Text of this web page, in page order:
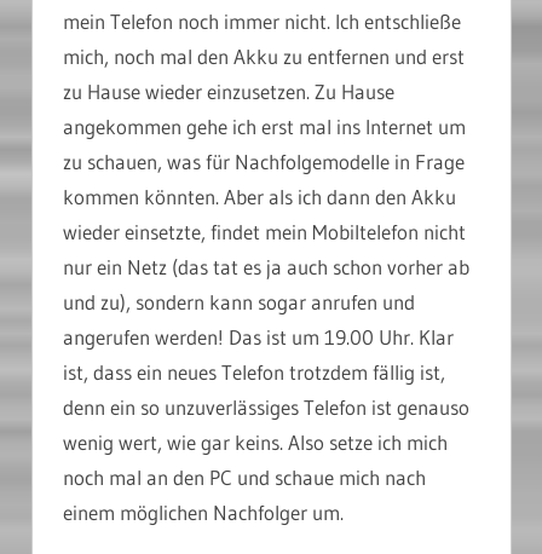
mein Telefon noch immer nicht. Ich entschließe
mich, noch mal den Akku zu entfernen und erst
zu Hause wieder einzusetzen. Zu Hause
angekommen gehe ich erst mal ins Internet um
zu schauen, was für Nachfolgemodelle in Frage
kommen könnten. Aber als ich dann den Akku
wieder einsetzte, findet mein Mobiltelefon nicht
nur ein Netz (das tat es ja auch schon vorher ab
und zu), sondern kann sogar anrufen und
angerufen werden! Das ist um 19.00 Uhr. Klar
ist, dass ein neues Telefon trotzdem fällig ist,
denn ein so unzuverlässiges Telefon ist genauso
wenig wert, wie gar keins. Also setze ich mich
noch mal an den PC und schaue mich nach
einem möglichen Nachfolger um.